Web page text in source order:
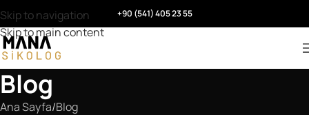
Skip to navigation
Skip to main content
+90 (541) 405 23 55
Blog
Ana Sayfa Blog